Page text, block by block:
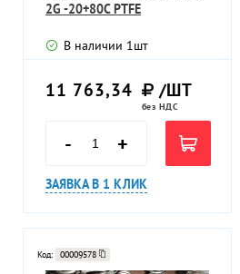
2G -20+80C PTFE
В наличии 1шт
11 763,34 /ШТ
без НДС
- +
ЗАЯВКА В 1 КЛИК
Код: 00009578